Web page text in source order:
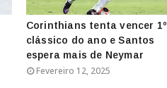
Corinthians tenta vencer 1º
clássico do ano e Santos
espera mais de Neymar
Fevereiro 12, 2025